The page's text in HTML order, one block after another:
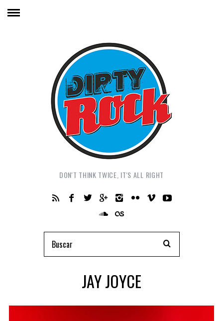
DON'T THINK TWICE, IT'S ALL RIGHT
JAY JOYCE